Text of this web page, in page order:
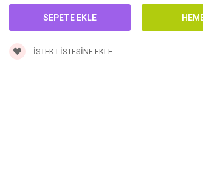
İSTEK LISTESINE EKLE